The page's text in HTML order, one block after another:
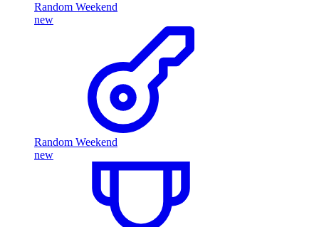
Random Weekend
new
Random Weekend
new